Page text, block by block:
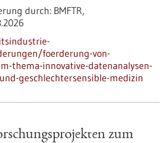
durch: BMFTR,
foerderung-von-
thema-innovative-datenanalysen-
geschlechtersensible-medizin
zum